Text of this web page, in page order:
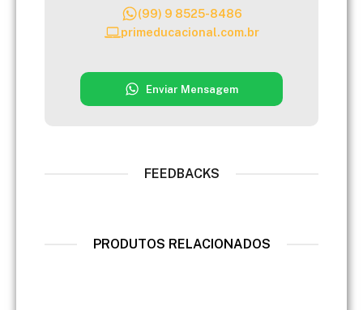
(99) 9 8525-8486
primeducacional.com.br
Enviar Mensagem
FEEDBACKS
PRODUTOS RELACIONADOS